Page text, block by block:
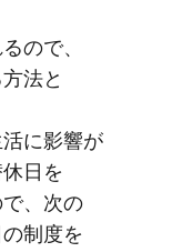
ので、​
法と​
に​影響が​
日を​
、​次の​
制度を​